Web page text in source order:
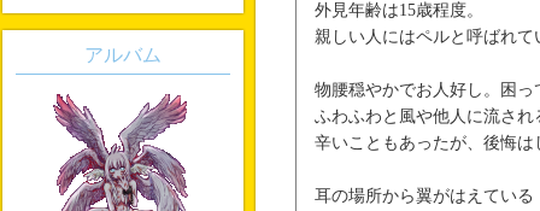
外見年齢は15歳程度。
親しい人にはペルと呼ばれて
物腰穏やかでお人好し。困
ふわふわと風や他人に流さ
辛いこともあったが、後悔は
耳の場所から翼がはえてい
アルバム